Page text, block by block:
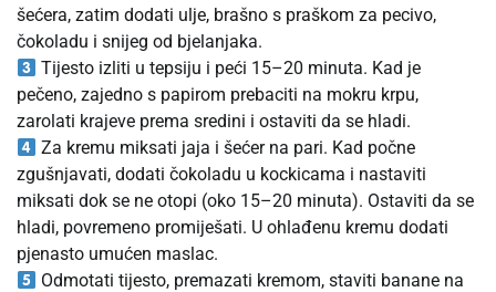
šećera, zatim dodati ulje, brašno s praškom za pecivo,
čokoladu i snijeg od bjelanjaka.
Tijesto izliti u tepsiju i peći 15–20 minuta. Kad je
pečeno, zajedno s papirom prebaciti na mokru krpu,
zarolati krajeve prema sredini i ostaviti da se hladi.
Za kremu miksati jaja i šećer na pari. Kad počne
zgušnjavati, dodati čokoladu u kockicama i nastaviti
miksati dok se ne otopi (oko 15–20 minuta). Ostaviti da se
hladi, povremeno promiješati. U ohlađenu kremu dodati
pjenasto umućen maslac.
Odmotati tijesto, premazati kremom, staviti banane na